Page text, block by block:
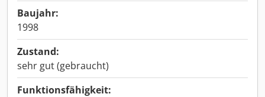
Baujahr:
1998
Zustand:
sehr gut (gebraucht)
Funktionsfähigkeit: